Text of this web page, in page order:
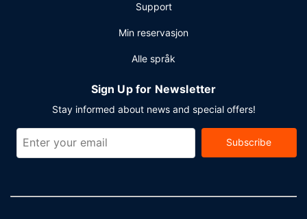
Support
Min reservasjon
Alle språk
Sign Up for Newsletter
Stay informed about news and special offers!
Subscribe